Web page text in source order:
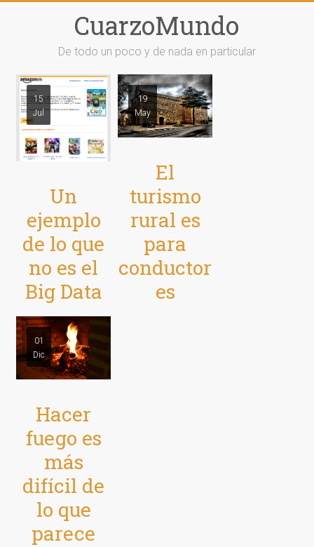
CuarzoMundo
De todo un poco y de nada en particular
15
Jul
Un
ejemplo
de lo que
no es el
Big Data
19
May
El
turismo
rural es
para
conductor
es
01
Dic
Hacer
fuego es
más
difícil de
lo que
parece